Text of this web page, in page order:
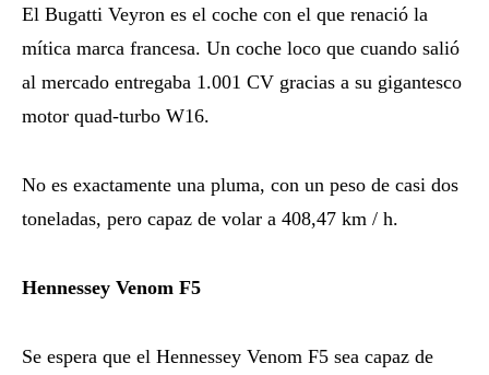
El Bugatti Veyron es el coche con el que renació la
mítica marca francesa. Un coche loco que cuando salió
al mercado entregaba 1.001 CV gracias a su gigantesco
motor quad-turbo W16.
No es exactamente una pluma, con un peso de casi dos
toneladas, pero capaz de volar a 408,47 km / h.
Hennessey Venom F5
Se espera que el Hennessey Venom F5 sea capaz de